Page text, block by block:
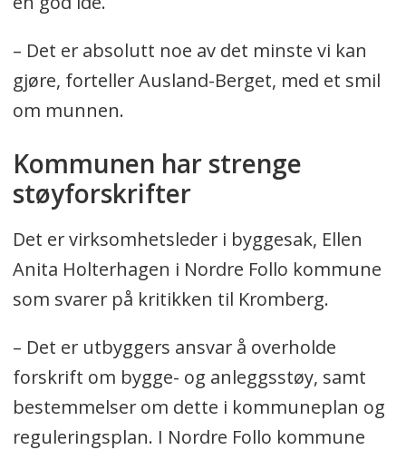
– Det er absolutt noe av det minste vi kan
gjøre, forteller Ausland-Berget, med et smil
om munnen.
Kommunen har strenge
støyforskrifter
Det er virksomhetsleder i byggesak, Ellen
Anita Holterhagen i Nordre Follo kommune
som svarer på kritikken til Kromberg.
– Det er utbyggers ansvar å overholde
forskrift om bygge- og anleggsstøy, samt
bestemmelser om dette i kommuneplan og
reguleringsplan. I Nordre Follo kommune